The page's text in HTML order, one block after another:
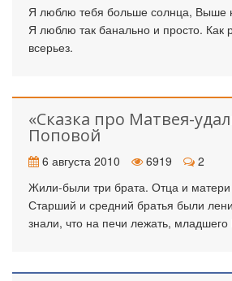
Я люблю тебя больше солнца, Выше
Я люблю так банально и просто. Как
всерьез.
«Сказка про Матвея-
Поповой
6 августа 2010 6919
2
Жили-были три брата. Отца и
Старший и средний братья были
знали, что на печи лежать,